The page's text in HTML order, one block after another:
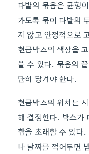
다발의 묶음은 균형
가도록 묶어 다발의
지 않고 안정적으로
현금박스의 색상을
을 수 있다. 묶음의
단히 당겨야 한다.
현금박스의 위치는
해 결정한다. 박스가
함을 초래할 수 있다
나 날짜를 적어두면